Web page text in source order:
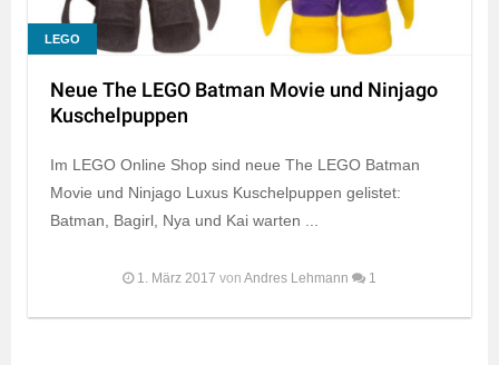
LEGO
Neue The LEGO Batman Movie und Ninjago
Kuschelpuppen
Im LEGO Online Shop sind neue The LEGO Batman
Movie und Ninjago Luxus Kuschelpuppen gelistet:
Batman, Bagirl, Nya und Kai warten ...
1. März 2017 von Andres Lehmann 1